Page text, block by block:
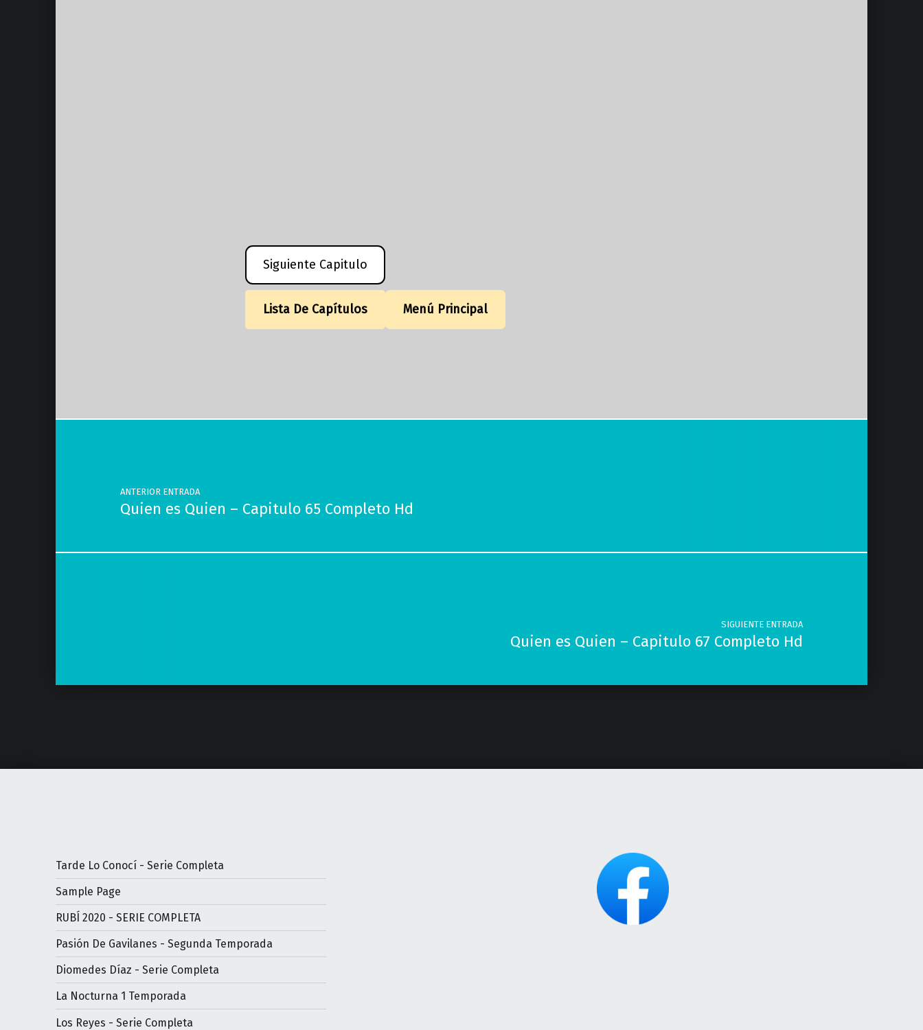
Siguiente Capitulo
Lista De Capítulos Menú Principal
Navegación de entradas
ANTERIOR ENTRADA
Quien es Quien – Capitulo 65 Completo Hd
SIGUIENTE ENTRADA
Quien es Quien – Capitulo 67 Completo Hd
Tarde Lo Conocí - Serie Completa
Sample Page
RUBÍ 2020 - SERIE COMPLETA
Pasión De Gavilanes - Segunda Temporada
Diomedes Díaz - Serie Completa
La Nocturna 1 Temporada
Los Reyes - Serie Completa